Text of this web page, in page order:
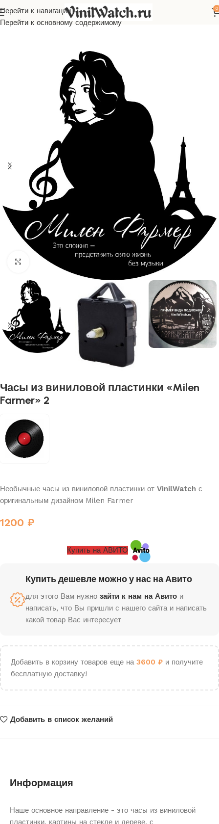
Перейти к навигации
Перейти к основному содержимому
0
из виниловой пластинки Зарубежная музыка
Нажмите, чтобы увеличить
Часы из виниловой пластинки «Milen
Farmer» 2
Необычные часы из виниловой пластинки от VinilWatch с
оригинальным дизайном Milen Farmer
1200 ₽
Купить на АВИТО
Купить дешевле можно у нас на Авито
для этого Вам нужно зайти к нам на Авито и
написать, что Вы пришли с нашего сайта и написать
какой товар Вас интересует
Добавить в корзину товаров еще на 3600 ₽ и получите
бесплатную доставку!
Добавить в список желаний
Информация
Наше основное направление - это часы из виниловой
пластинки, картины на стекле и дереве, с